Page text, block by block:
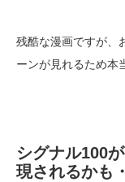
残酷な漫画ですが、
ーンが見れるため本
シグナル100
現されるかも